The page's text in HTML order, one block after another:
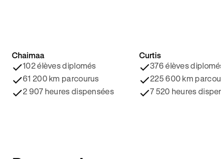
4.8/5 ⭐️
Chaimaa
102 élèves diplomés
61 200 km parcourus
2 907 heures dispensées
4.9/5 ⭐️
Curtis
376 élèves
225 600 km
7 520 heures